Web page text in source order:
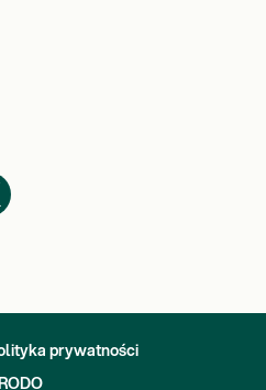
prywatności
RODO